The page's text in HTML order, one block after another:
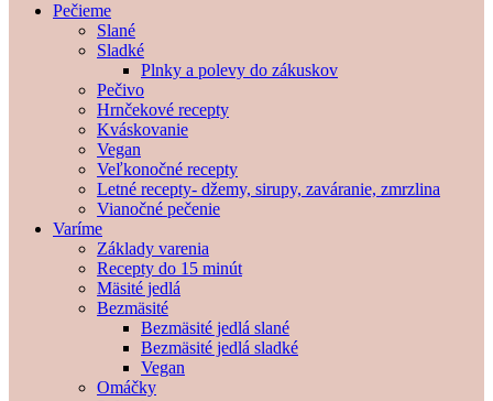
Pečieme
Slané
Sladké
Plnky a polevy do zákuskov
Pečivo
Hrnčekové recepty
Kváskovanie
Vegan
Veľkonočné recepty
Letné recepty- džemy, sirupy, zaváranie, zmrzlina
Vianočné pečenie
Varíme
Základy varenia
Recepty do 15 minút
Mäsité jedlá
Bezmäsité
Bezmäsité jedlá slané
Bezmäsité jedlá sladké
Vegan
Omáčky